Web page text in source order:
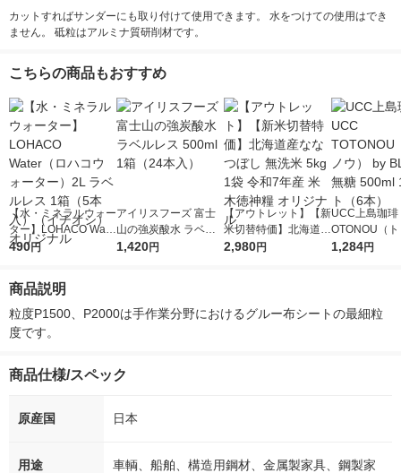
カットすればサンダーにも取り付けて使用できます。 水をつけての使用はでき
ません。 砥粒はアルミナ質研削材です。
こちらの商品もおすすめ
【水・ミネラルウォー
ター】LOHACO Wate
r（ロハコウォータ
シ） オリジナル
490円
アイリスフーズ 富士
山の強炭酸水 ラベル
レス 500ml 1箱（24
1,420円
【アウトレット】【新
米切替特価】北海道産
ななつぼし 無洗米 5k
2,980円
UCC上島珈琲
OTONOU（
ウ） by
1,284円
商品説明
粒度P1500、P2000は手作業分野におけるグルー布シートの最細粒
度です。
商品仕様/スペック
原産国 日本
用途 車輌、船舶、構造用鋼材、金属製家具、鋼製家